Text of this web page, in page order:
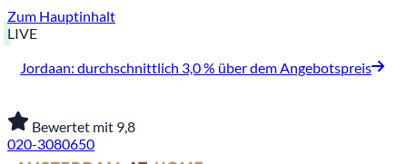
Zum Hauptinhalt
LIVE
Jordaan: durchschnittlich 3,0 % über dem Angebotspreis
Bewertet mit 9,8
020-3080650